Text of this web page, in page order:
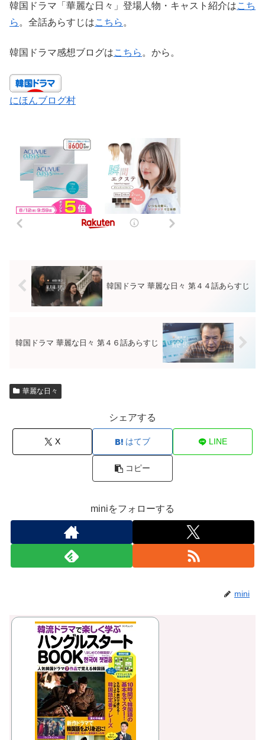
韓国ドラマ「華麗な日々」登場人物・キャスト紹介はこち
ら 。全話あらすじはこちら 。
韓国ドラマ感想ブログはこちら 。から。
にほんブログ村
韓国ドラマ 華麗な日々 第４４話あらすじ
韓国ドラマ 華麗な日々 第４６話あらすじ
華麗な日々
シェアする
X はてブ LINE
コピー
miniをフォローする
mini